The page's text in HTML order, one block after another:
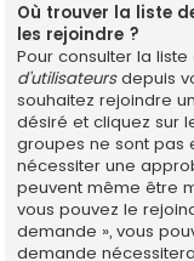
Où trouver la liste
les rejoindre ?
Pour consulter la
d’utilisateursdepuis
souhaitez rejoindre
désiré et cliquez sur
groupes ne sont pas
nécessiter une
peuvent même être
vous pouvez le
demande », vous
demande